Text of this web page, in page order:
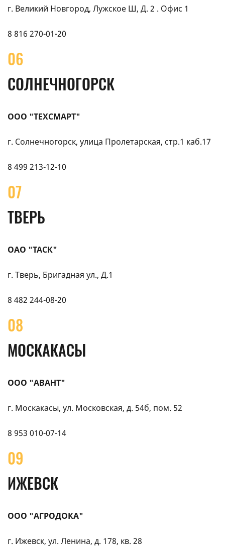
г. Великий Новгород, Лужское Ш, Д. 2 . Офис 1
8 816 270-01-20
06
СОЛНЕЧНОГОРСК
ООО "ТЕХСМАРТ"
г. Солнечногорск, улица Пролетарская, стр.1 каб.17
8 499 213-12-10
07
ТВЕРЬ
ОАО "ТАСК"
г. Тверь, Бригадная ул., Д.1
8 482 244-08-20
08
МОСКАКАСЫ
ООО "АВАНТ"
г. Москакасы, ул. Московская, д. 54б, пом. 52
8 953 010-07-14
09
ИЖЕВСК
ООО "АГРОДОКА"
г. Ижевск, ул. Ленина, д. 178, кв. 28